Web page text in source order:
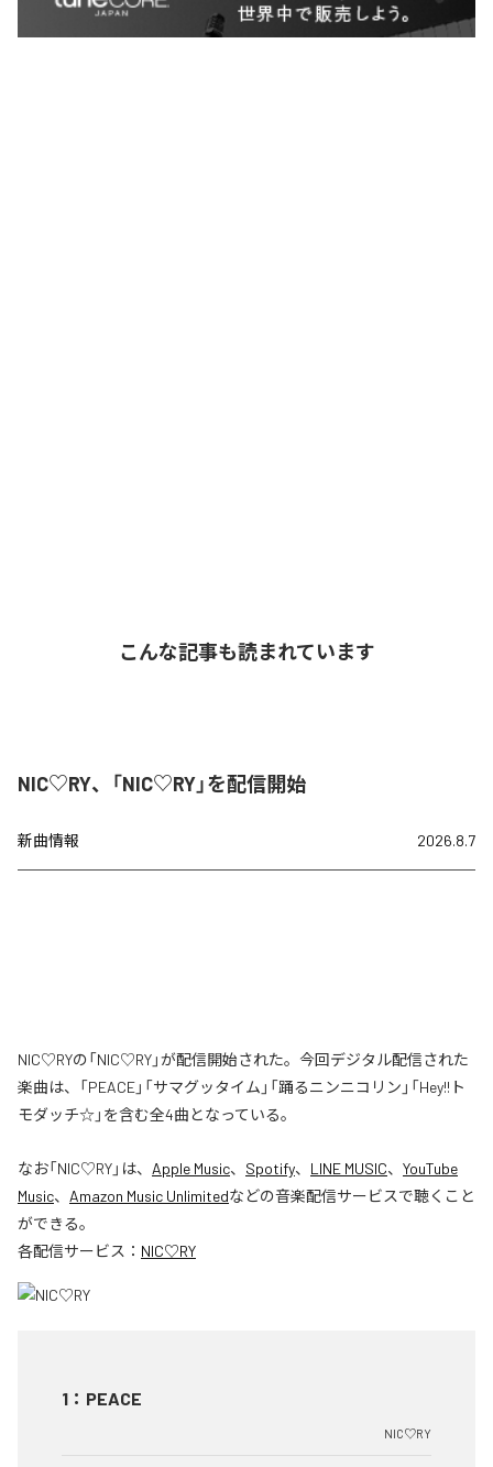
こんな記事も読まれています
NIC♡RY、「NIC♡RY」を配信開始
新曲情報 2026.8.7
NIC♡RYの「NIC♡RY」が配信開始された。今回デジタル配信された
楽曲は、「PEACE」「サマグッタイム」「踊るニンニコリン」「Hey!!ト
モダッチ☆」を含む全4曲となっている。
なお「NIC♡RY」は、 Apple Music、 Spotify、 LINE MUSIC、 YouTube
Music、 Amazon Music Unlimitedなどの音楽配信サービスで聴くこと
ができる。
各配信サービス： NIC♡RY
1 ： PEACE
NIC♡RY